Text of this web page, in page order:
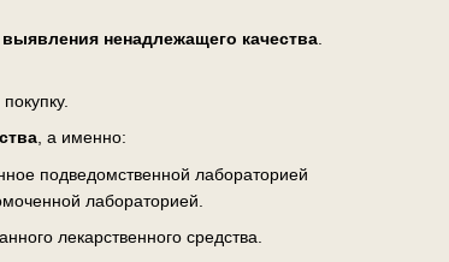
ненадлежащего качества.
, а именно:
подведомственной лабораторией
лабораторией.
лекарственного средства.